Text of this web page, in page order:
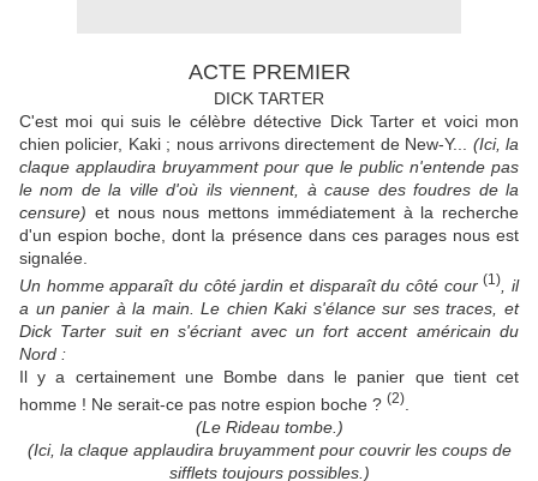
ACTE PREMIER
DICK TARTER
C'est moi qui suis le célèbre détective Dick Tarter et voici mon
chien policier, Kaki ; nous arrivons directement de New-Y... (Ici, la
claque applaudira bruyamment pour que le public n'entende pas
le nom de la ville d'où ils viennent, à cause des foudres de la
censure) et nous nous mettons immédiatement à la recherche
d'un espion boche, dont la présence dans ces parages nous est
signalée.
Un homme apparaît du côté jardin et disparaît du côté cour(1)
, il
a un panier à la main. Le chien Kaki s'élance sur ses traces, et
Dick Tarter suit en s'écriant avec un fort accent américain du
Nord :
Il y a certainement une Bombe dans le panier que tient cet
homme ! Ne serait-ce pas notre espion boche ? (2)
(Le Rideau tombe.)
(Ici, la claque applaudira bruyamment pour couvrir les coups de
sifflets toujours possibles.)